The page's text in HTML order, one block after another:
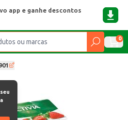
app e ganhe descontos
0